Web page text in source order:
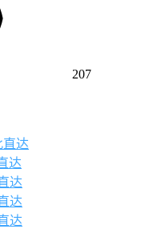
207
直达
达
达
达
达